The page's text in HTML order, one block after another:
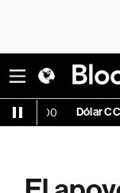
Dólar CCL BYMA